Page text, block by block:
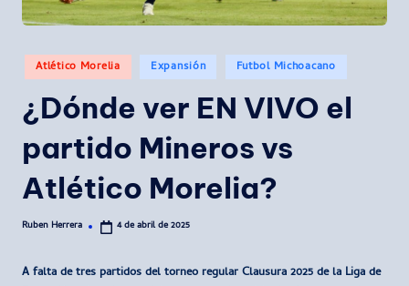
Publicado
en
Atlético Morelia Expansión Futbol Michoacano
¿Dónde ver EN VIVO el
partido Mineros vs
Atlético Morelia?
Publicado
Ruben Herrera 4 de abril de 2025
A falta de tres partidos del torneo regular Clausura 2025 de la Liga de